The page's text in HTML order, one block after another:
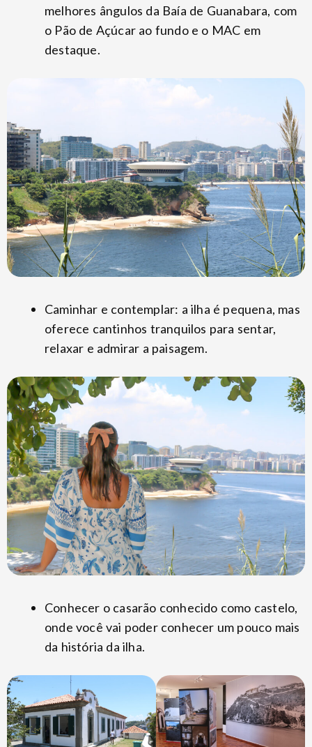
melhores ângulos da Baía de Guanabara, com
o Pão de Açúcar ao fundo e o MAC em
destaque.
Caminhar e contemplar: a ilha é pequena, mas
oferece cantinhos tranquilos para sentar,
relaxar e admirar a paisagem.
Conhecer o casarão conhecido como castelo,
onde você vai poder conhecer um pouco mais
da história da ilha.